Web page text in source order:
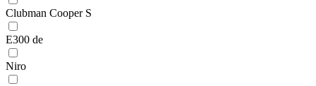
Clubman Cooper S
E300 de
Niro